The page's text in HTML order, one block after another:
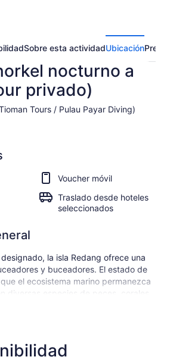
Sobre esta actividadUbicación
nocturno a
privado)
Tours / Pulau Payar Diving)
Voucher móvil
Traslado desde hoteles
seleccionados
la isla Redang ofrece una
y buceadores. El estado de
el ecosistema marino permanezca
diversas especies de peces, corales
submarinas.
por varias razones. Será el momento
algunas de las criaturas que rara vez